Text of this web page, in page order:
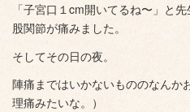
「子宮口１cm開いてるね〜」と
股関節が痛みました。
そしてその日の夜。
陣痛まではいかないもののなんか
理痛みたいな。）